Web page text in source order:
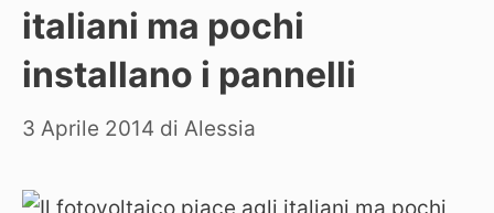
italiani ma pochi
installano i pannelli
3 Aprile 2014 di Alessia